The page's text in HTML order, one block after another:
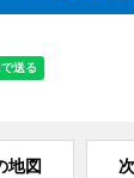
地図